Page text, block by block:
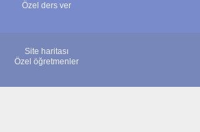
Özel ders ver
Site haritası
Özel öğretmenler